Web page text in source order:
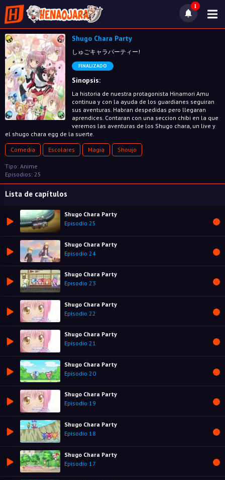
1
Shugo Chara Party
しゅごキャラパーティー!
FINALIZADO
Sinopsis:
La historia de nuestra protagonista Hinamori Amu
continua y con la ayuda de los guardianes seguiran
sus aventuras. Habran despedidas pero llegaran
aprendices. Contaran con una seccion chibi en la que
veremos las aventuras de los Shugo chara, un live y
el shugo chara egg de la suerte.
Comedia Escolares Magia Shoujo
Tipo: Anime
Episodios: 25
Lista de capítulos
Shugo Chara Party
Episodio 25
Shugo Chara Party
Episodio 24
Shugo Chara Party
Episodio 23
Shugo Chara Party
Episodio 22
Shugo Chara Party
Episodio 21
Shugo Chara Party
Episodio 20
Shugo Chara Party
Episodio 19
Shugo Chara Party
Episodio 18
Shugo Chara Party
Episodio 17